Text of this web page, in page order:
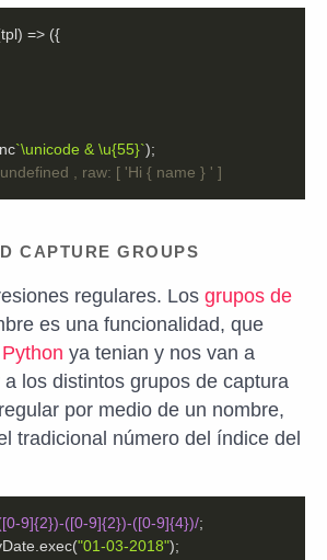
tpl) =>
`\unicode & \u{55}`
, raw: [ 'Hi { name } ' ]
CAPTURE GROUPS
regulares. Los grupos de
es una funcionalidad, que
Python ya tenian y nos van a
los distintos grupos de captura
por medio de un nombre,
tradicional número del índice del
9]{2})-([0-9]{2})-([0-9]{4})/
"01-03-2018"